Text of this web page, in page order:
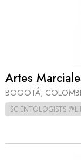
Artes
BOGOTÁ,
SCIENTOLOGISTS